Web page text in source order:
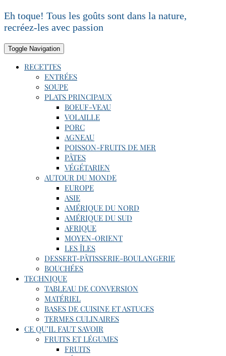
Skip
content
Eh toque! Tous les goûts sont dans la nature,
recréez-les avec passion
Toggle Navigation
RECETTES
ENTRÉES
SOUPE
PLATS PRINCIPAUX
BOEUF-VEAU
VOLAILLE
PORC
AGNEAU
POISSON-FRUITS DE MER
PÂTES
VÉGÉTARIEN
AUTOUR DU MONDE
EUROPE
ASIE
AMÉRIQUE DU NORD
AMÉRIQUE DU SUD
AFRIQUE
MOYEN-ORIENT
LES ÎLES
DESSERT-PÂTISSERIE-BOULANGERIE
BOUCHÉES
TECHNIQUE
TABLEAU DE CONVERSION
MATÉRIEL
BASES DE CUISINE ET ASTUCES
TERMES CULINAIRES
CE QU’IL FAUT SAVOIR
FRUITS ET LÉGUMES
FRUITS